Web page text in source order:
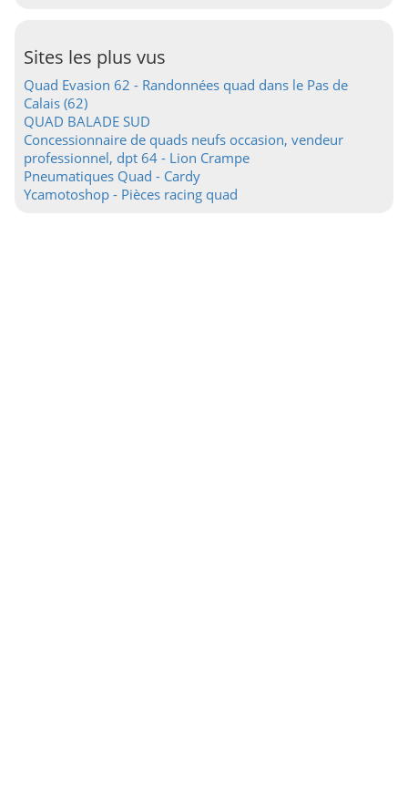
Sites les plus vus
Quad Evasion 62 - Randonnées quad dans le Pas de
Calais (62)
QUAD BALADE SUD
Concessionnaire de quads neufs occasion, vendeur
professionnel, dpt 64 - Lion Crampe
Pneumatiques Quad - Cardy
Ycamotoshop - Pièces racing quad